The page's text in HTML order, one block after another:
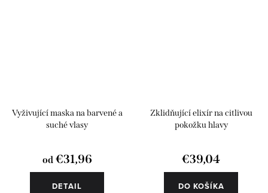
Vyživující maska na barvené a
suché vlasy
od€31,96
DETAIL
Zklidňující elixír na citlivou
pokožku hlavy
€39,04
DO KOŠÍKA